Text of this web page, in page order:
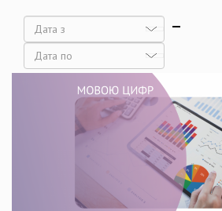
Дата
Дата